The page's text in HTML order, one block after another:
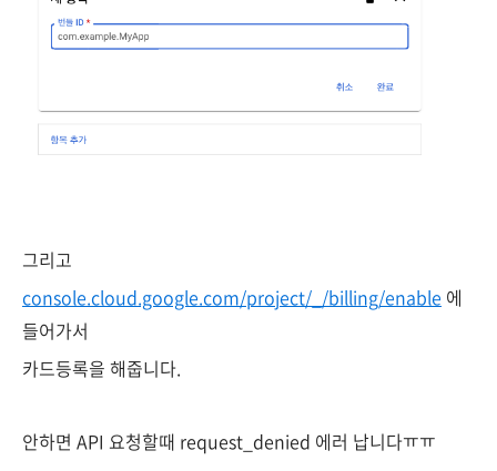
그리고
console.cloud.google.com/project/_/billing/enable 에
들어가서
카드등록을 해줍니다.
안하면 API 요청할때 request_denied 에러 납니다ㅠㅠ